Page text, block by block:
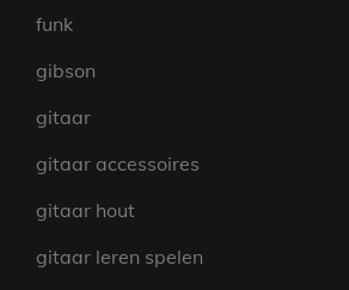
funk
gibson
gitaar
gitaar accessoires
gitaar hout
gitaar leren spelen